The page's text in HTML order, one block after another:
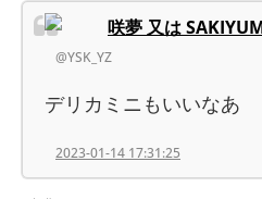
咲夢 又は
@YSK_YZ
デリカミニもいいなあ
2023-01-14 17:31:25